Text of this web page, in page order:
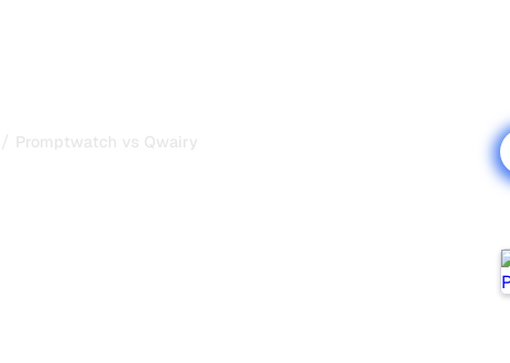
/ Promptwatch vs Qwairy